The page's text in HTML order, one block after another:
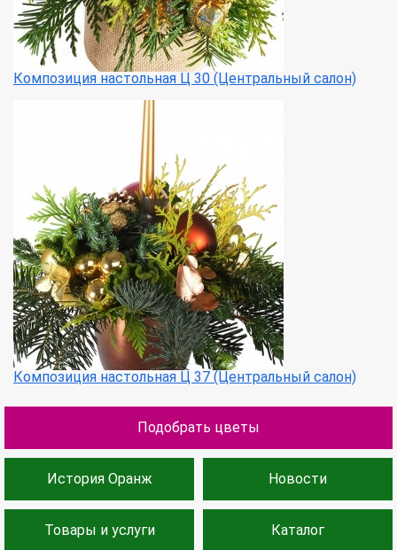
Композиция настольная Ц 30 (Центральный салон)
Композиция настольная Ц 37 (Центральный салон)
Подобрать цветы
История Оранж Новости
Товары и услуги Каталог